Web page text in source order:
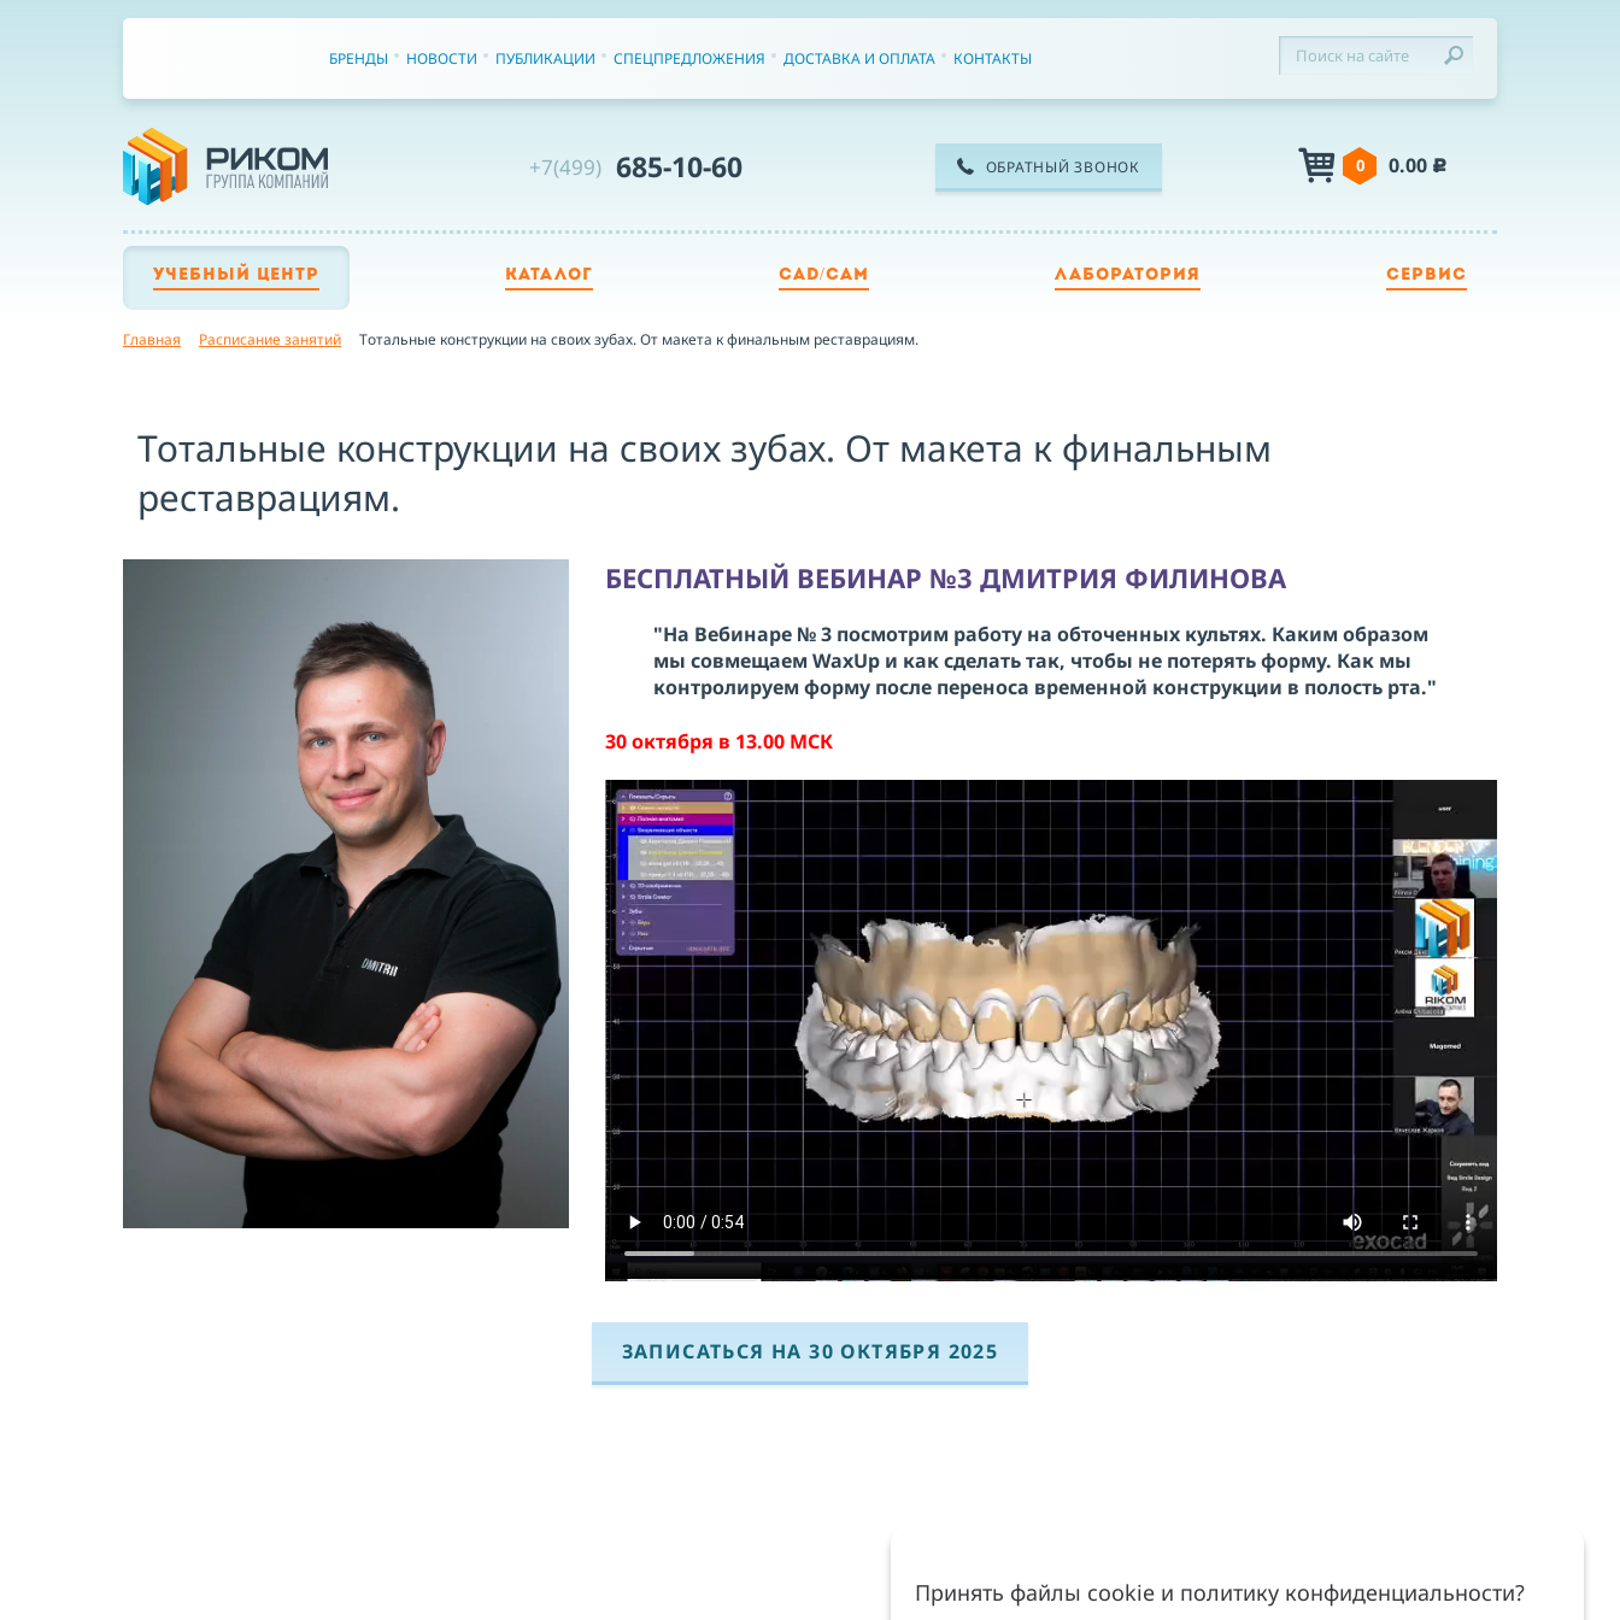
БРЕНДЫ НОВОСТИ ПУБЛИКАЦИИ СПЕЦПРЕДЛОЖЕНИЯ ДОСТАВКА И ОПЛАТА КОНТАКТЫ
+7(499) 685-10-60 ОБРАТНЫЙ ЗВОНОК 0 0.00 c
УЧЕБНЫЙ ЦЕНТР КАТАЛОГ CAD/CAM ЛАБОРАТОРИЯ СЕРВИС
Главная Расписание занятий Тотальные конструкции на своих зубах. От макета к финальным реставрациям.
Тотальные конструкции на своих зубах. От макета к финальным
реставрациям.
БЕСПЛАТНЫЙ ВЕБИНАР №3 ДМИТРИЯ ФИЛИНОВА
"На Вебинаре № 3 посмотрим работу на обточенных культях. Каким образом
мы совмещаем WaxUp и как сделать так, чтобы не потерять форму. Как мы
контролируем форму после переноса временной конструкции в полость рта."
30 октября в 13.00 МСК
ЗАПИСАТЬСЯ НА 30 ОКТЯБРЯ 2025
Принять файлы cookie и политику конфиденциальности?